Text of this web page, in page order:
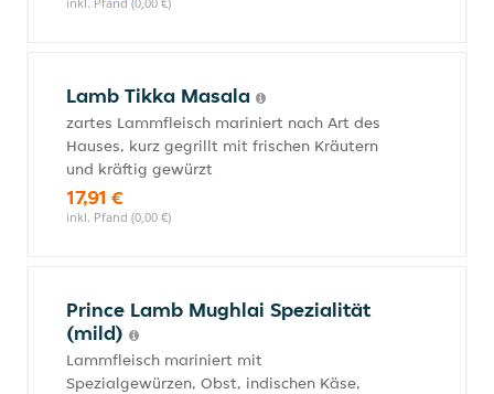
Lamb Tikka Masala
zartes Lammfleisch mariniert nach Art des
Hauses, kurz gegrillt mit frischen Kräutern
und kräftig gewürzt
17,91 €
inkl. Pfand (0,00 €)
Prince Lamb Mughlai Spezialität
(mild)
Lammfleisch mariniert mit
Spezialgewürzen, Obst, indischen Käse,